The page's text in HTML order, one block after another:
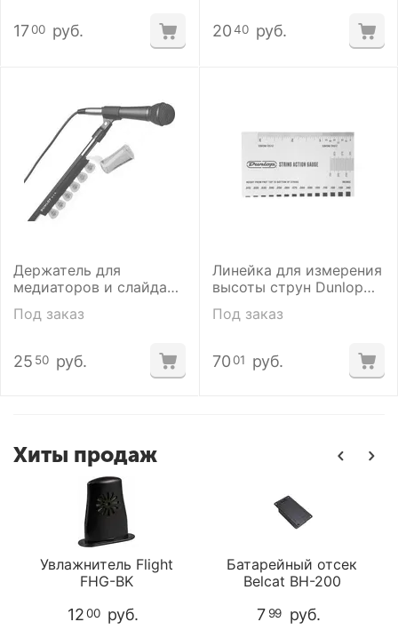
17 00 руб. 2040 руб.
Держатель для
медиаторов и слайда
PICK STD HOLDER
Под заказ
25 50 руб.
Линейка для измерения
высоты струн Dunlop
Под заказ
70 01 руб.
Хиты продаж
Увлажнитель Flight
FHG-BK
1200 руб.
Батарейный отсек
Belcat BH-200
7 99 руб.